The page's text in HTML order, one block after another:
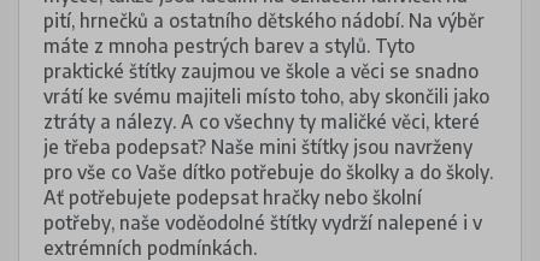
pití, hrnečků a ostatního dětského nádobí. Na výběr
máte z mnoha pestrých barev a stylů. Tyto
praktické štítky zaujmou ve škole a věci se snadno
vrátí ke svému majiteli místo toho, aby skončili jako
ztráty a nálezy. A co všechny ty maličké věci, které
je třeba podepsat? Naše mini štítky jsou navrženy
pro vše co Vaše dítko potřebuje do školky a do školy.
Ať potřebujete podepsat hračky nebo školní
potřeby, naše voděodolné štítky vydrží nalepené i v
extrémních podmínkách.